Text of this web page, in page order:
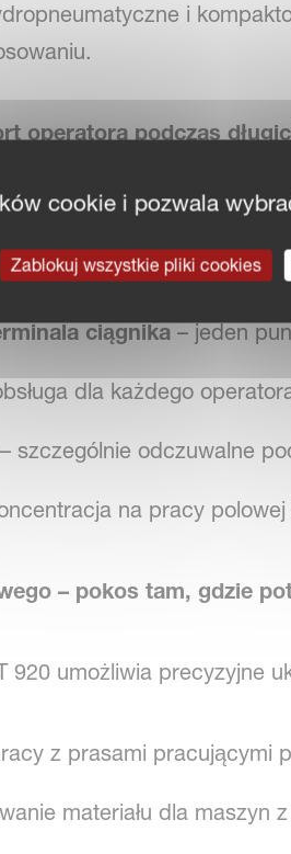
i
operatora podczas
sterowanie ISOBUS,
ciągnika– jeden
dla każdego
szczególnie odczuwalne
na pracy
– pokos tam, gdzie
umożliwia precyzyjne
z prasami pracującymi
materiału dla maszyn
cookie i pozwala
Zablokuj wszystkie pliki cookies